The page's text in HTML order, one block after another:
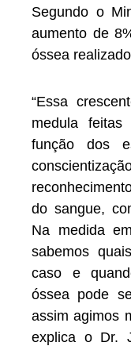
Segundo o
aumento de
óssea
“Essa
medula
função dos
do sangue,
Na medida
sabemos
caso e
óssea pode
assim agimos
explica o Dr.